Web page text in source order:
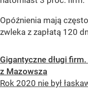
Opóźnienia mają
zwleka z zapłatą 120
Gigantyczne długi
z Mazowsza
Rok 2020 nie był